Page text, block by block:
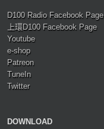
D100 Radio Facebook Page
上環D100 Facebook Page
Youtube
e-shop
Patreon
TuneIn
Twitter
DOWNLOAD